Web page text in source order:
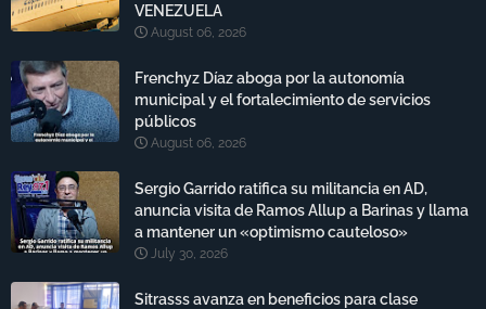
VENEZUELA
August 06, 2026
Frenchyz Díaz aboga por la autonomía
municipal y el fortalecimiento de servicios
públicos
August 06, 2026
Sergio Garrido ratifica su militancia en AD,
anuncia visita de Ramos Allup a Barinas y llama
a mantener un «optimismo cauteloso»
July 30, 2026
Sitrasss avanza en beneficios para clase